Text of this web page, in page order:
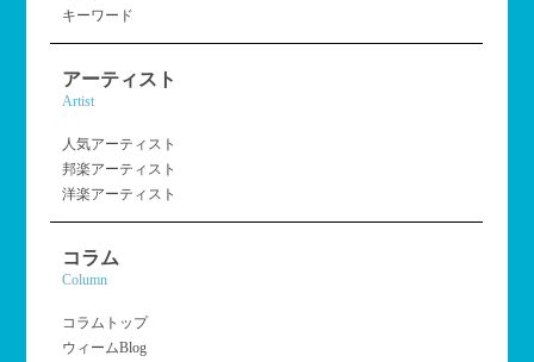
キーワード
アーティスト
Artist
人気アーティスト
邦楽アーティスト
洋楽アーティスト
コラム
Column
コラムトップ
ウィームBlog